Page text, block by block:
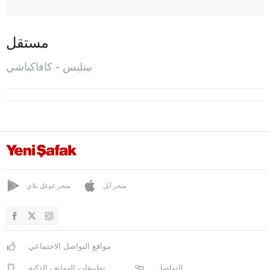
كافاكباشي
موتكي
طاطفان
بولو
بورصا
جناق قلعة
مستقل
بيتليس - كافاكباشي
متجر غوغل بلاي متجر آبل
مواقع التواصل الاجتماعي
تطبيقات الهواتف الذكية التواصل